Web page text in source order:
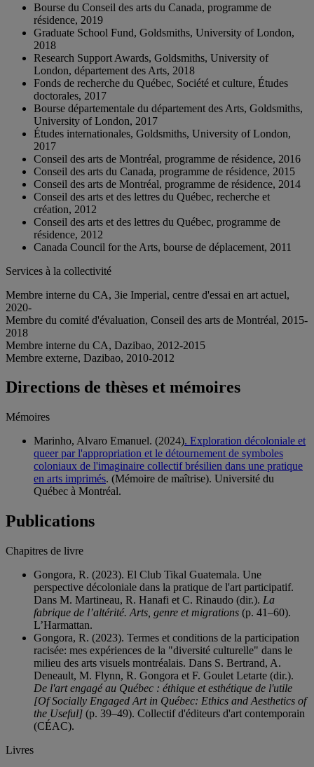
Bourse du Conseil des arts du Canada, programme de
résidence, 2019
Graduate School Fund, Goldsmiths, University of London,
2018
Research Support Awards, Goldsmiths, University of
London, département des Arts, 2018
Fonds de recherche du Québec, Société et culture, Études
doctorales, 2017
Bourse départementale du département des Arts, Goldsmiths,
University of London, 2017
Études internationales, Goldsmiths, University of London,
2017
Conseil des arts de Montréal, programme de résidence, 2016
Conseil des arts du Canada, programme de résidence, 2015
Conseil des arts de Montréal, programme de résidence, 2014
Conseil des arts et des lettres du Québec, recherche et
création, 2012
Conseil des arts et des lettres du Québec, programme de
résidence, 2012
Canada Council for the Arts, bourse de déplacement, 2011
Services à la collectivité
Membre interne du CA, 3ie Imperial, centre d'essai en art actuel,
2020-
Membre du comité d'évaluation, Conseil des arts de Montréal, 2015-
2018
Membre interne du CA, Dazibao, 2012-2015
Membre externe, Dazibao, 2010-2012
Directions de thèses et mémoires
Mémoires
Marinho, Alvaro Emanuel. (2024). Exploration décoloniale et
queer par l'appropriation et le détournement de symboles
coloniaux de l'imaginaire collectif brésilien dans une pratique
en arts imprimés. (Mémoire de maîtrise). Université du
Québec à Montréal.
Publications
Chapitres de livre
Gongora, R. (2023). El Club Tikal Guatemala. Une
perspective décoloniale dans la pratique de l'art participatif.
Dans M. Martineau, R. Hanafi et C. Rinaudo (dir.). La
fabrique de l’altérité. Arts, genre et migrations (p. 41–60).
L’Harmattan.
Gongora, R. (2023). Termes et conditions de la participation
racisée: mes expériences de la "diversité culturelle" dans le
milieu des arts visuels montréalais. Dans S. Bertrand, A.
Deneault, M. Flynn, R. Gongora et F. Goulet Letarte (dir.).
De l'art engagé au Québec : éthique et esthétique de l'utile
[Of Socially Engaged Art in Québec: Ethics and Aesthetics of
the Useful] (p. 39–49). Collectif d'éditeurs d'art contemporain
(CÉAC).
Livres